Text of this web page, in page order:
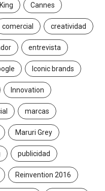
Cannes
comercial creatividad
entrevista
Iconic brands
Innovation
marcas
Maruri Grey
publicidad
Reinvention 2016